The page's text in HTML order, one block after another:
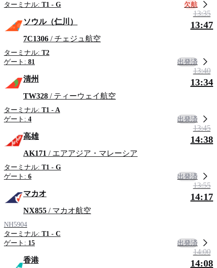
ターミナル: T1 - G 欠航
ソウル（仁川）
7C1306 / チェジュ航空
ターミナル: T2
ゲート: 81
13:35
13:47
出発済
清州
TW328 / ティーウェイ航空
ターミナル: T1 - A
ゲート: 4
13:40
13:34
出発済
高雄
AK171 / エアアジア・マレーシア
ターミナル: T1 - G
ゲート: 6
13:45
14:38
出発済
マカオ
NX855 / マカオ航空
NH5904
ターミナル: T1 - C
ゲート: 15
13:55
14:17
出発済
香港
14:00
14:08